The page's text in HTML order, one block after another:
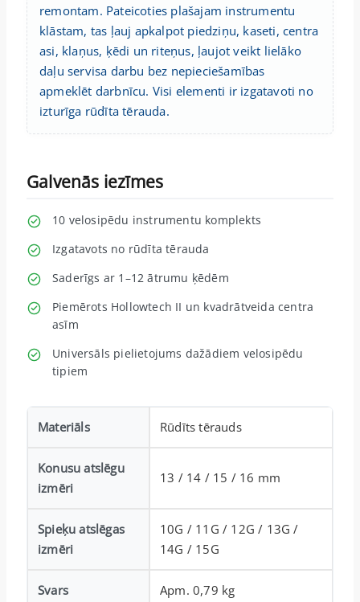
remontam. Pateicoties plašajam instrumentu
klāstam, tas ļauj apkalpot piedziņu, kaseti, centra
asi, klaņus, ķēdi un riteņus, ļaujot veikt lielāko
daļu servisa darbu bez nepieciešamības
apmeklēt darbnīcu. Visi elementi ir izgatavoti no
izturīga rūdīta tērauda.
Galvenās iezīmes
10 velosipēdu instrumentu komplekts
Izgatavots no rūdīta tērauda
Saderīgs ar 1–12 ātrumu ķēdēm
Piemērots Hollowtech II un kvadrātveida centra
asīm
Universāls pielietojums dažādiem velosipēdu
tipiem
Materiāls Rūdīts tērauds
Konusu atslēgu
izmēri
13 / 14 / 15 / 16 mm
Spieķu atslēgas
izmēri
10G / 11G / 12G / 13G /
14G / 15G
Svars Apm. 0,79 kg